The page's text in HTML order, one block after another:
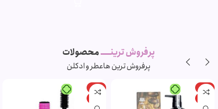
پرفروش ترینـــــمحصولات
پرفروش ترین هاعطر و ادکلن
-5%
-11%